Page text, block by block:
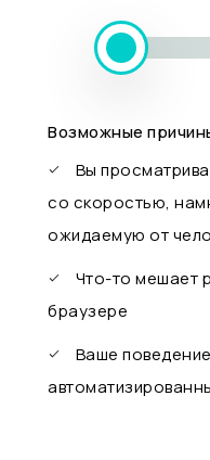
Возможные
Вы
со скоростью,
ожидаемую от
Что-то мешает
браузере
Ваше